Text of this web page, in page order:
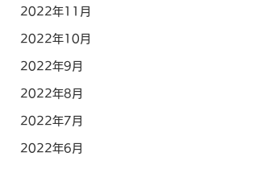
2022年11月
2022年10月
2022年9月
2022年8月
2022年7月
2022年6月